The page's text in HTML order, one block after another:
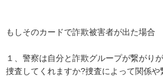
もしそのカードで詐欺被害者が出た場合
１、警察は自分と詐欺グループが繋がり
捜査してくれますか?捜査によって関係や